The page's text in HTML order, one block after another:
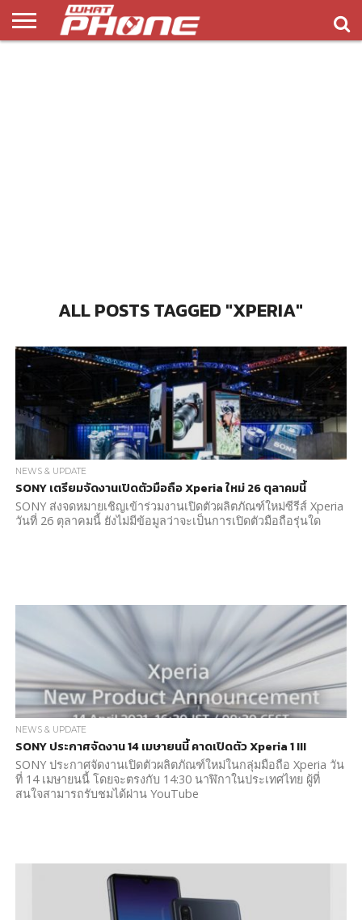
ALL POSTS TAGGED "XPERIA"
NEWS & UPDATE
SONY เตรียมจัดงานเปิดตัวมือถือ Xperia ใหม่ 26 ตุลาคมนี้
SONY ส่งจดหมายเชิญเข้าร่วมงานเปิดตัวผลิตภัณฑ์ใหม่ซีรีส์ Xperia
วันที่ 26 ตุลาคมนี้ ยังไม่มีข้อมูลว่าจะเป็นการเปิดตัวมือถือรุ่นใด
NEWS & UPDATE
SONY ประกาศจัดงาน 14 เมษายนนี้ คาดเปิดตัว Xperia 1 III
SONY ประกาศจัดงานเปิดตัวผลิตภัณฑ์ใหม่ในกลุ่มมือถือ Xperia วัน
ที่ 14 เมษายนนี้ โดยจะตรงกับ 14:30 นาฬิกาในประเทศไทย ผู้ที่
สนใจสามารถรับชมได้ผ่าน YouTube